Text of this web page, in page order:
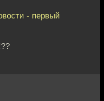
- первый